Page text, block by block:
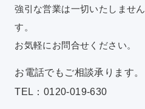
強引な営業は一切いたしませ
す。
お気軽にお問合せください。
お電話でもご相談承ります。
TEL：0120-019-630